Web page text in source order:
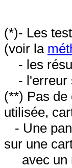
(*)- Les
(voir la
- les
- l'erreur
(**) Pas de
utilisée,
- Une
sur une
avec un